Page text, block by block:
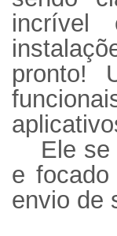
incrível
pronto!
Ele se
e
envio de